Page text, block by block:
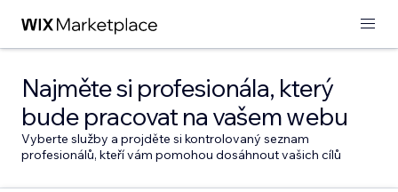
Najměte si profesionála, který
bude pracovat na vašem webu
Vyberte služby a projděte si kontrolovaný seznam
profesionálů, kteří vám pomohou dosáhnout vašich cílů